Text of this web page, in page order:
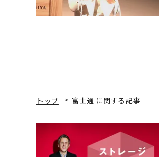
トップ 富士通 に関する記事